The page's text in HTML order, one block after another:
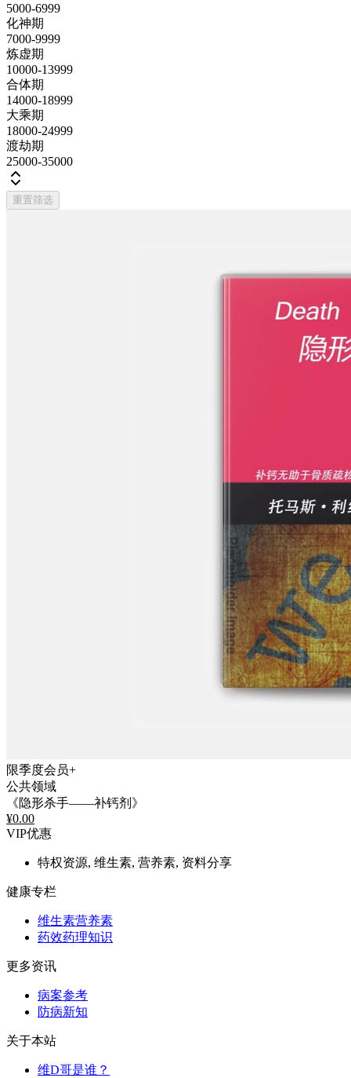
5000-6999
化神期
7000-9999
炼虚期
10000-13999
合体期
14000-18999
大乘期
18000-24999
渡劫期
25000-35000
重置筛选
限季度会员+
公共领域
《隐形杀手——补钙剂》
¥0.00
VIP优惠
特权资源, 维生素, 营养素, 资料分享
健康专栏
维生素营养素
药效药理知识
更多资讯
病案参考
防病新知
关于本站
维D哥是谁？